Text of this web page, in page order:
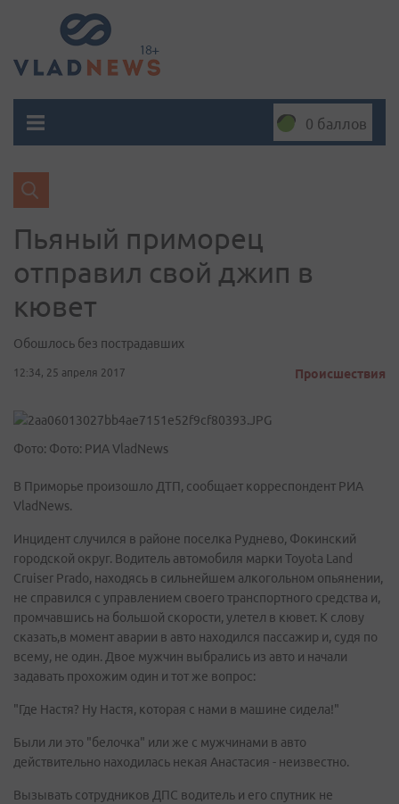
0 баллов
Пьяный приморец
отправил свой джип в
кювет
Обошлось без пострадавших
12:34, 25 апреля 2017 Происшествия
Фото: Фото: РИА VladNews
В Приморье произошло ДТП, сообщает корреспондент РИА
VladNews.
Инцидент случился в районе поселка Руднево, Фокинский
городской округ. Водитель автомобиля марки Toyota Land
Cruiser Prado, находясь в сильнейшем алкогольном опьянении,
не справился с управлением своего транспортного средства и,
промчавшись на большой скорости, улетел в кювет. К слову
сказать,в момент аварии в авто находился пассажир и, судя по
всему, не один. Двое мужчин выбрались из авто и начали
задавать прохожим один и тот же вопрос:
"Где Настя? Ну Настя, которая с нами в машине сидела!"
Были ли это "белочка" или же с мужчинами в авто
действительно находилась некая Анастасия - неизвестно.
Вызывать сотрудников ДПС водитель и его спутник не